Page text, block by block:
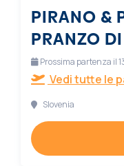
PIRANO &
PRANZO
Prossima partenza il
Vedi tutte le
Slovenia